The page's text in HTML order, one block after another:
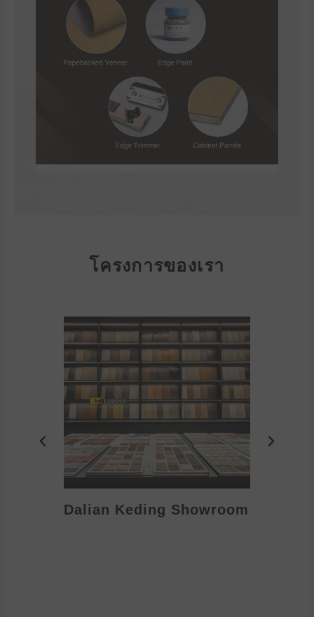
โครงการของเรา
Dalian Keding Showroom